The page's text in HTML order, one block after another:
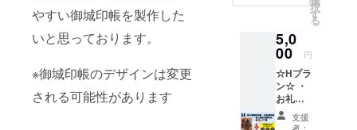
やすい御城印帳を製作した
いと思っております。
※御城印帳のデザインは変更
される可能性があります
異なり
ます。
※掛軸の
色は変
わる可
能性も
ありま
す。 ＊
姫記念
※リター
ンを郵
送(レ
ター
パック)
にてお
送り致
しま
択
す
る
5,0
00 円
☆Hプラ
ン☆ ・
お礼の
御手紙
・登久
支援
者：